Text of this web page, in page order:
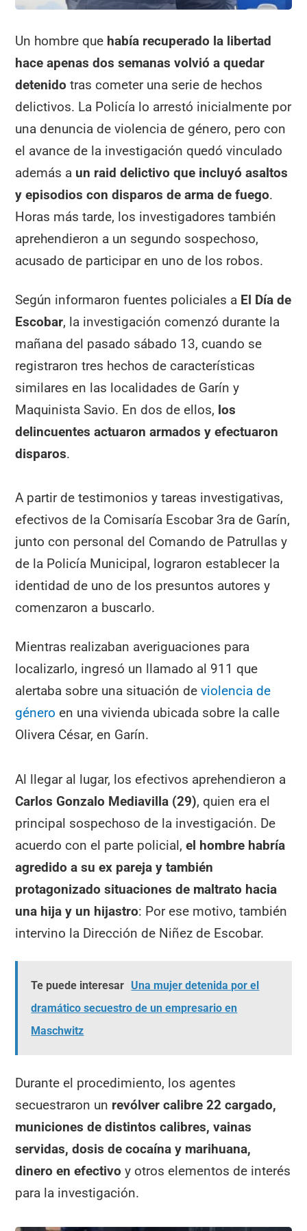
Un hombre que había recuperado la libertad
hace apenas dos semanas volvió a quedar
detenidotras cometer una serie de hechos
delictivos. La Policía lo arrestó inicialmente por
una denuncia de violencia de género, pero con
el avance de la investigación quedó vinculado
además a un raid delictivo que incluyó asaltos
y episodios con disparos de arma de fuego.
Horas más tarde, los investigadores también
aprehendieron a un segundo sospechoso,
acusado de participar en uno de los robos.
Según informaron fuentes policiales a El Día de
Escobar, la investigación comenzó durante la
mañana del pasado sábado 13, cuando se
registraron tres hechos de características
similares en las localidades de Garín y
Maquinista Savio. En dos de ellos, los
delincuentes actuaron armados y efectuaron
disparos.
A partir de testimonios y tareas investigativas,
efectivos de la Comisaría Escobar 3ra de Garín,
junto con personal del Comando de Patrullas y
de la Policía Municipal, lograron establecer la
identidad de uno de los presuntos autores y
comenzaron a buscarlo.
Mientras realizaban averiguaciones para
localizarlo, ingresó un llamado al 911 que
alertaba sobre una situación deviolencia de
género en una vivienda ubicada sobre la calle
Olivera César, en Garín.
Al llegar al lugar, los efectivos aprehendieron a
Carlos Gonzalo Mediavilla (29), quien era el
principal sospechoso de la investigación. De
acuerdo con el parte policial,el hombre habría
agredido a su ex pareja y también
protagonizado situaciones de maltrato hacia
una hija y un hijastro: Por ese motivo, también
intervino la Dirección de Niñez de Escobar.
Te puede interesar Una mujer detenida por el
dramático secuestro de un empresario en
Maschwitz
Durante el procedimiento, los agentes
secuestraron un revólver calibre 22 cargado,
municiones de distintos calibres, vainas
servidas, dosis de cocaína y marihuana,
dinero en efectivo y otros elementos de interés
para la investigación.